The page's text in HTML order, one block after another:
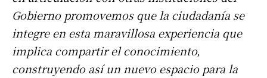
Gobierno promovemos que la ciudadanía se
integre en esta maravillosa experiencia que
implica compartir el conocimiento,
construyendo así un nuevo espacio para la